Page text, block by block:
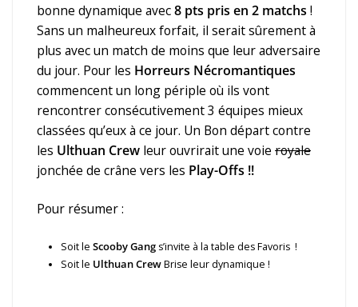
bonne dynamique avec8 pts pris en 2 matchs !
Sans un malheureux forfait, il serait sûrement à
plus avec un match de moins que leur adversaire
du jour. Pour les Horreurs Nécromantiques
commencent un long périple où ils vont
rencontrer consécutivement 3 équipes mieux
classées qu’eux à ce jour. Un Bon départ contre
les Ulthuan Crew leur ouvrirait une voie royale
jonchée de crâne vers les Play-Offs !!
Pour résumer :
Soit le Scooby Gang s’invite à la table des Favoris !
Soit le Ulthuan CrewBrise leur dynamique !